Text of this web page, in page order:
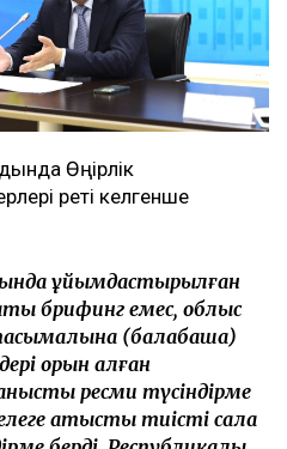
Өңірлік
реті келгенше
ұйымдастырылған
брифинг емес, облыс
(балабақша)
орын алған
ресми түсіндірме
қатысты тиісті сала